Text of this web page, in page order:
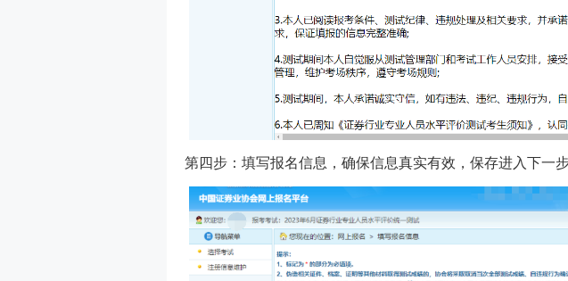
第四步：填写报名信息，确保信息真实有效，保存进入下一步